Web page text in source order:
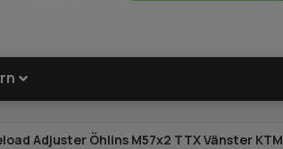
Adjuster Öhlins M57x2 TTX Vänster KTM